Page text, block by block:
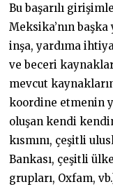
Bu başarılı
Meksika’nın
inşa, yardıma
ve beceri
mevcut
koordine etmenin
oluşan kendi
kısmını, çeşitli
Bankası, çeşitli
grupları, Oxfam,